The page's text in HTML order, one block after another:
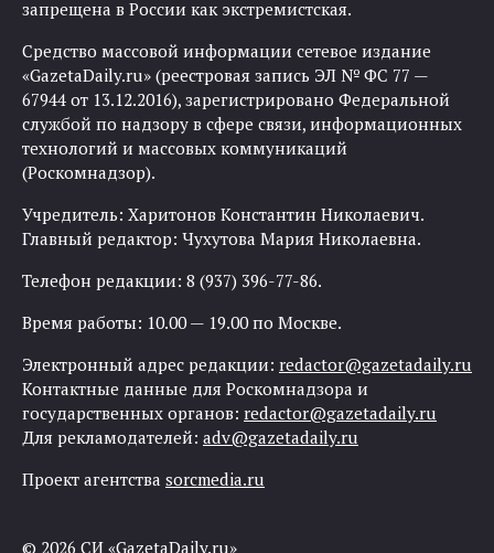
запрещена в России как экстремистская.
Средство массовой информации сетевое издание
«GazetaDaily.ru» (реестровая запись ЭЛ № ФС 77 —
67944 от 13.12.2016), зарегистрировано Федеральной
службой по надзору в сфере связи, информационных
технологий и массовых коммуникаций
(Роскомнадзор).
Учредитель: Харитонов Константин Николаевич.
Главный редактор: Чухутова Мария Николаевна.
Телефон редакции: 8 (937) 396-77-86.
Время работы: 10.00 — 19.00 по Москве.
Электронный адрес редакции: redactor@gazetadaily.ru
Контактные данные для Роскомнадзора и
государственных органов: redactor@gazetadaily.ru
Для рекламодателей: adv@gazetadaily.ru
Проект агентства sorcmedia.ru
© 2026 СИ «GazetaDaily.ru»